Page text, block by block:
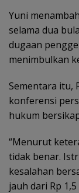
Yuni
selama dua
dugaan
menimbulkan
Sementara itu,
konferensi
hukum
“Menurut
tidak benar.
kesalahan
jauh dari Rp